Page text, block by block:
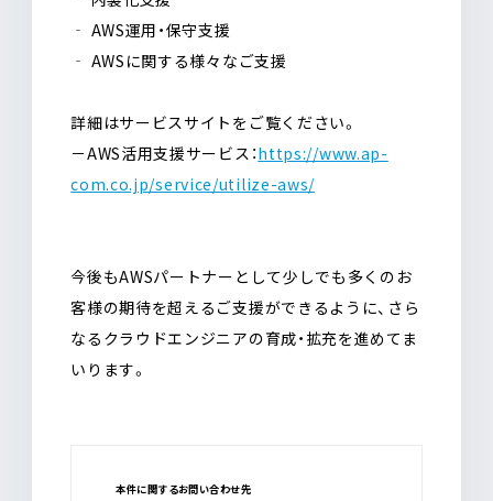
‐ AWS運用・保守支援
‐ AWSに関する様々なご支援
詳細はサービスサイトをご覧ください。
－AWS活用支援サービス：https://www.ap-
com.co.jp/service/utilize-aws/
今後もAWSパートナーとして少しでも多くのお
客様の期待を超えるご支援ができるように、さら
なるクラウドエンジニアの育成・拡充を進めてま
いります。
本件に関するお問い合わせ先